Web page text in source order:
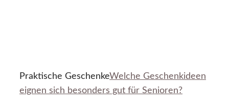
Praktische GeschenkeWelche Geschenkideen
eignen sich besonders gut für Senioren?